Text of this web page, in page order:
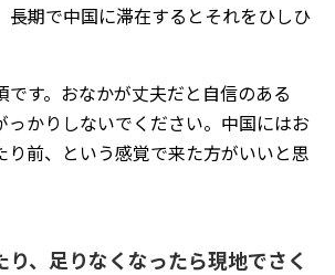
長期で中国に滞在するとそれをひしひ
です。おなかが丈夫だと自信のある
っかりしないでください。中国にはお
り前、という感覚で来た方がいいと思
り、足りなくなったら現地でさく